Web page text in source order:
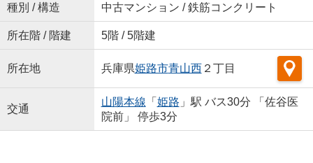
種別 / 構造 中古マンション / 鉄筋コンクリート
所在階 / 階建 5階 / 5階建
所在地 兵庫県姫路市青山西２丁目
交通
山陽本線 「 姫路 」駅 バス30分 「佐谷医
院前」 停歩3分